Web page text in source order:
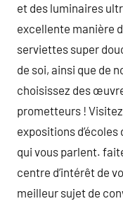
et des luminaires
excellente manière
serviettes super
de soi, ainsi que de
choisissez des
prometteurs !
expositions
qui vous parlent.
centre d’intérêt de
meilleur sujet de